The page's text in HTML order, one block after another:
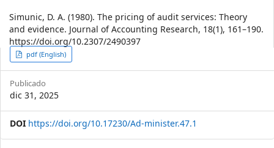
Simunic, D. A. (1980). The pricing of audit services: Theory
and evidence. Journal of Accounting Research, 18(1), 161–190.
https://doi.org/10.2307/2490397
Article
Sidebar
pdf (English)
Publicado
dic 31, 2025
DOI https://doi.org/10.17230/Ad-minister.47.1